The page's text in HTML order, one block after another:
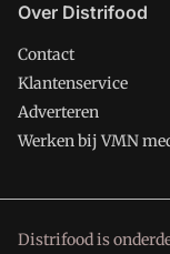
Over Distrifood
Contact
Klantenservice
Adverteren
Werken bij VMN
Distrifood is